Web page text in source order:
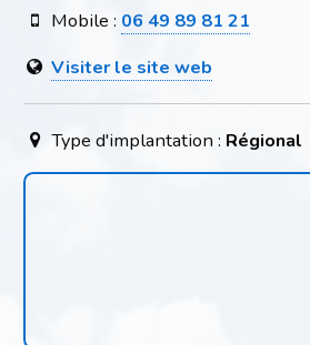
Mobile : 06 49 89 81 21
Visiter le site web
Type d'implantation : Régional